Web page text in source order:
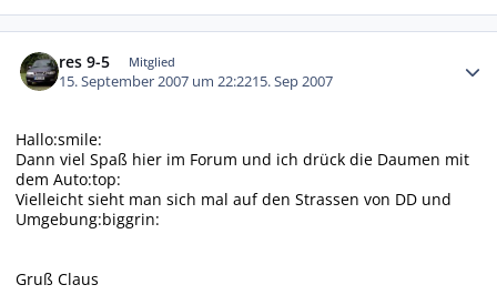
res 9-5 Mitglied
15. September 2007 um 22:2215. Sep 2007
Hallo:smile:
Dann viel Spaß hier im Forum und ich drück die Daumen mit
dem Auto:top:
Vielleicht sieht man sich mal auf den Strassen von DD und
Umgebung:biggrin:
Gruß Claus